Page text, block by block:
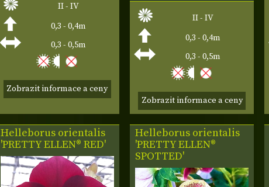
II - IV
0,3 - 0,4m
0,3 - 0,5m
Zobrazit informace a ceny
II - IV
0,3 - 0,4m
0,3 - 0,5m
Zobrazit informace a ceny
Helleborus orientalis
'PRETTY ELLEN® RED'
Helleborus orientalis
'PRETTY ELLEN®
SPOTTED'